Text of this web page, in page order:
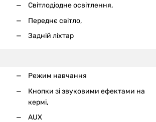
Світлодіодне освітлення,
Переднє світло,
Задній ліхтар
Режим навчання
Кнопки зі звуковими ефектами на
кермі,
AUX